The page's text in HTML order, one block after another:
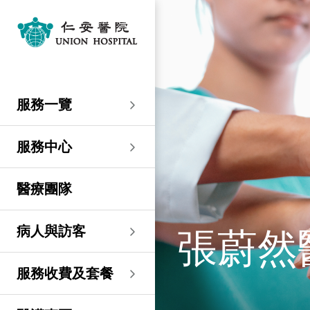
服務一覽
服務一覽
急症及門診
專科服務
專科服務
婦產科／生殖醫學
婦產科／生殖醫學
婦產科
生殖醫學科
外科
外科
乳房健康
泌尿外科
心胸肺外科
神經外科 (腦及脊椎)
整形外科
骨科
內科
內科
腸胃肝臟科
呼吸系統科
內分泌及糖尿科
風濕病科
腎科
腫瘤科
兒科
小兒外科及小兒泌尿科
過敏專科服務
其他醫療服務
其他醫療服務
健康檢查
疫苗注射
物理治療
營養諮詢
言語治療
服務中心
服務中心
大圍仁安醫院
仁安微創中心
兒科/嬰兒健康中心
乳房保健及治療中心
仁安保健中心
仁安內視鏡及日間手
術中心
尖沙咀 H Zentre
尖沙咀 H Zentre
仁安腫瘤中心
仁安醫療造影體檢中
心
尖沙咀美麗華廣場
尖沙咀美麗華廣場
仁安植髮中心
仁安醫院分科診所 (尖
沙咀)
仁安醫院分科診所 (尖
仁安醫院分科診所 (尖
沙咀) 內視鏡及日間治
療中心
分科診所
分科診所
沙咀)
仁安醫院分科診所 (將
軍澳)
仁安醫院分科診所
仁安醫院分科診所
(馬鞍山)
仁安醫院分科診所
(荃灣)
醫療團隊
病人與訪客
病人與訪客
入院準備
留院指南
部門服務時間
惡劣天氣安排
位置及交通 (泊車及院巴)
病人權益
病人權益
病人與家庭委員會
意見回饋
健康資訊
健康資訊
小冊子
服務收費及套餐
服務收費及套餐
醫療券計劃
醫護專區
預算費用
預算費用
度的先導計劃
住院及手術費用預計表
服務費用預算
休假通知只適用於V-
CODE醫生
護士訓練學校
護士網上培訓系統
(CNE)
關於仁安
仁安概覽
紀念日誌
醫學研究
認證及獎項
臨床績效指標
仁心仁術慈善計劃
資訊中心
資訊中心
新聞稿
專欄文章
小冊子
影片
感染控制
職位空缺
聯絡我們
聯絡我們
位置及交通 (泊車及院巴)
意見回饋
其他查詢
張蔚然